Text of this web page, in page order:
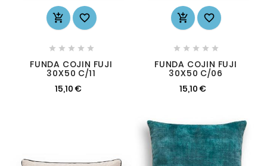
 
    
FUNDA COJIN FUJI
30X50 C/11
15,10 €
 
    
FUNDA COJIN FUJI
30X50 C/06
15,10 €